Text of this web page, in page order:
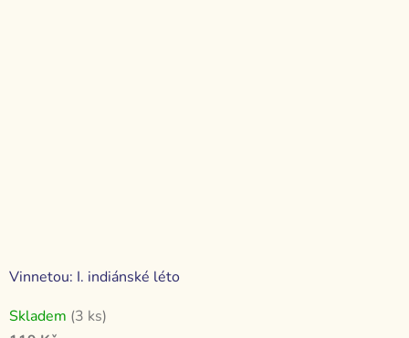
Vinnetou: I. indiánské léto
Skladem (3 ks)